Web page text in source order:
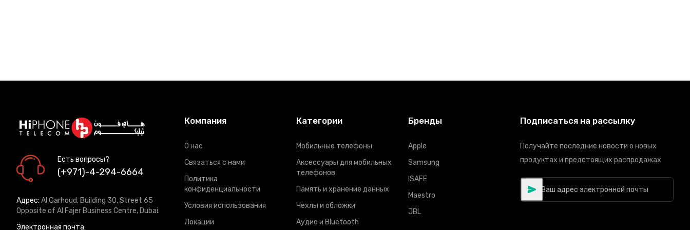
Есть вопросы?
(+971)-4-294-6664
Адрес: Al Garhoud, Building 30, Street 65
Opposite of Al Fajer Business Centre, Dubai.
Электронная почта:
Компания
О нас
Связаться с нами
Политика
конфиденциальности
Условия использования
Локации
Категории
Мобильные телефоны
Аксессуары для мобильных
телефонов
Память и хранение данных
Чехлы и обложки
Аудио и Bluetooth
Бренды
Apple
Samsung
ISAFE
Maestro
JBL
Подписаться на рассылку
Получайте последние новости о новых
продуктах и предстоящих распродажах